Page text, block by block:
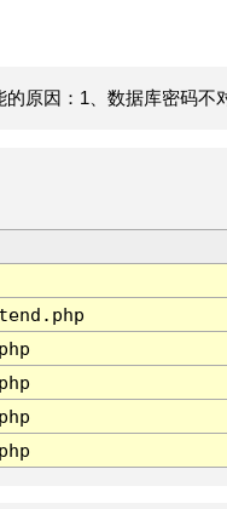
原因：1、数据库密码不